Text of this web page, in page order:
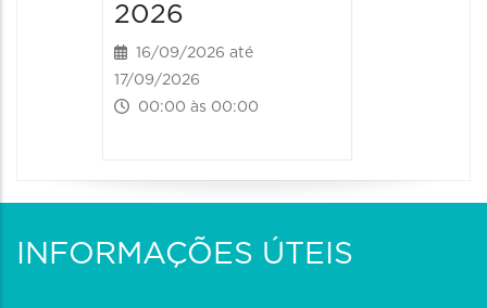
2026
16/09/2026 até
17/09/2026
00:00 às 00:00
INFORMAÇÕES ÚTEIS